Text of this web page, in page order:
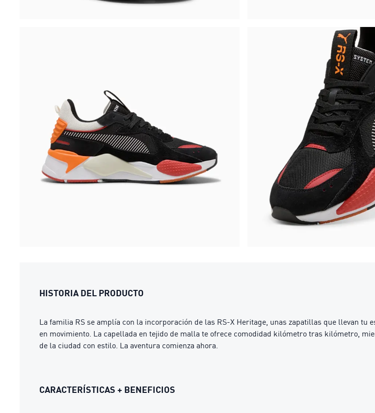
HISTORIA DEL PRODUCTO
La familia RS se amplía con la incorporación de las RS-X Heritage, unas zapatillas que llevan
en movimiento. La capellada en tejido de malla te ofrece comodidad kilómetro tras kilómetro,
de la ciudad con estilo. La aventura comienza ahora.
CARACTERÍSTICAS + BENEFICIOS